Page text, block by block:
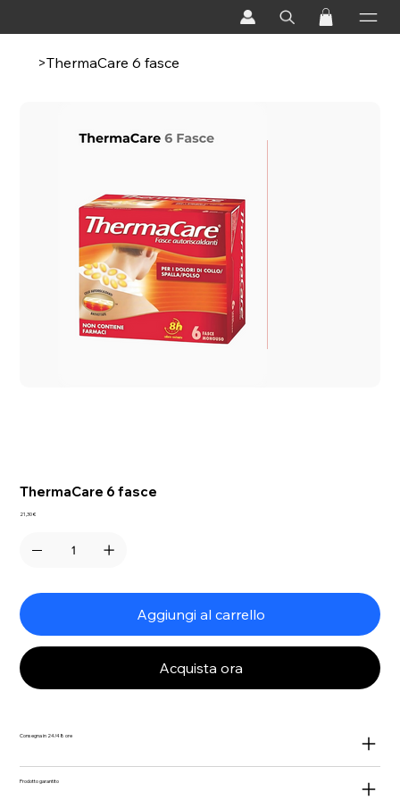
>ThermaCare 6 fasce
ThermaCare 6 fasce
Prezzo
21,30 €
Aggiungi al carrello
Acquista ora
Consegna in 24/48 ore
Prodotto garantito